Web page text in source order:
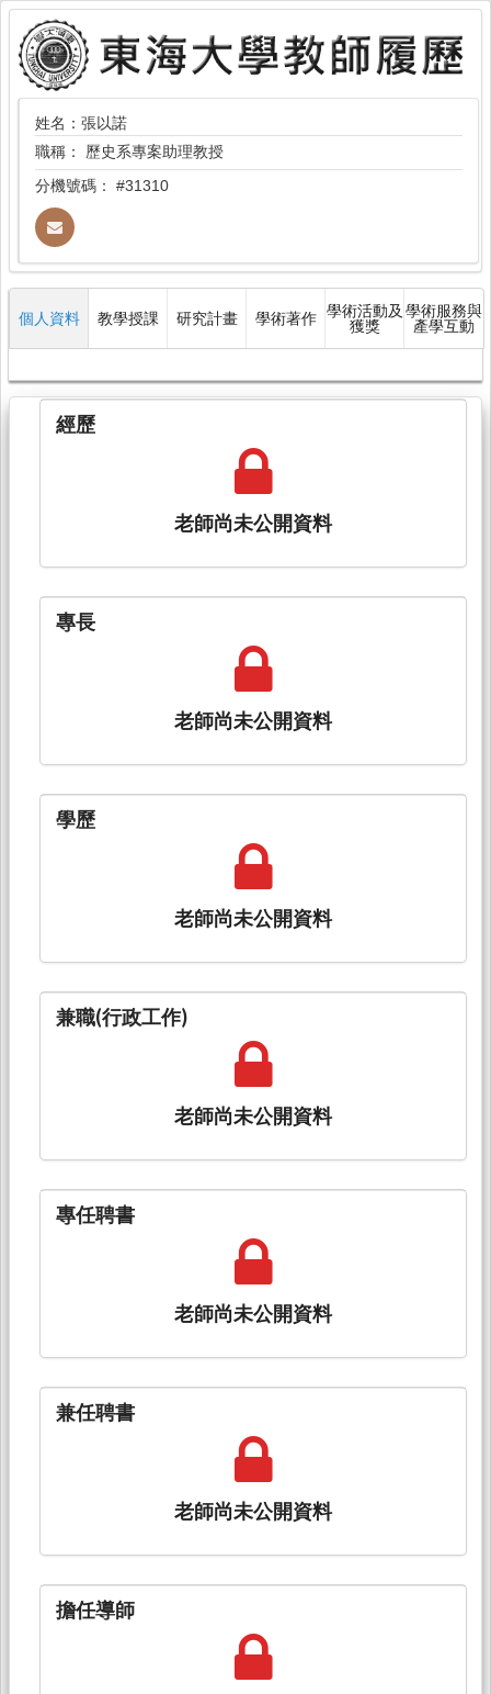
姓名：張以諾
職稱： 歷史系專案助理教授
分機號碼： #31310
個人資料 教學授課 研究計畫 學術著作 學術活動及
獲獎
學術服務與
產學互動
經歷
老師尚未公開資料
專長
老師尚未公開資料
學歷
老師尚未公開資料
兼職(行政工作)
老師尚未公開資料
專任聘書
老師尚未公開資料
兼任聘書
老師尚未公開資料
擔任導師